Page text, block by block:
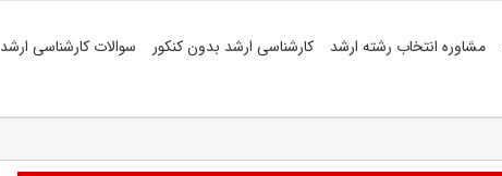
مشاوره انتخاب رشته ارشد کارشناسی ارشد بدون کنکور سوالات کارشناسی ارشد